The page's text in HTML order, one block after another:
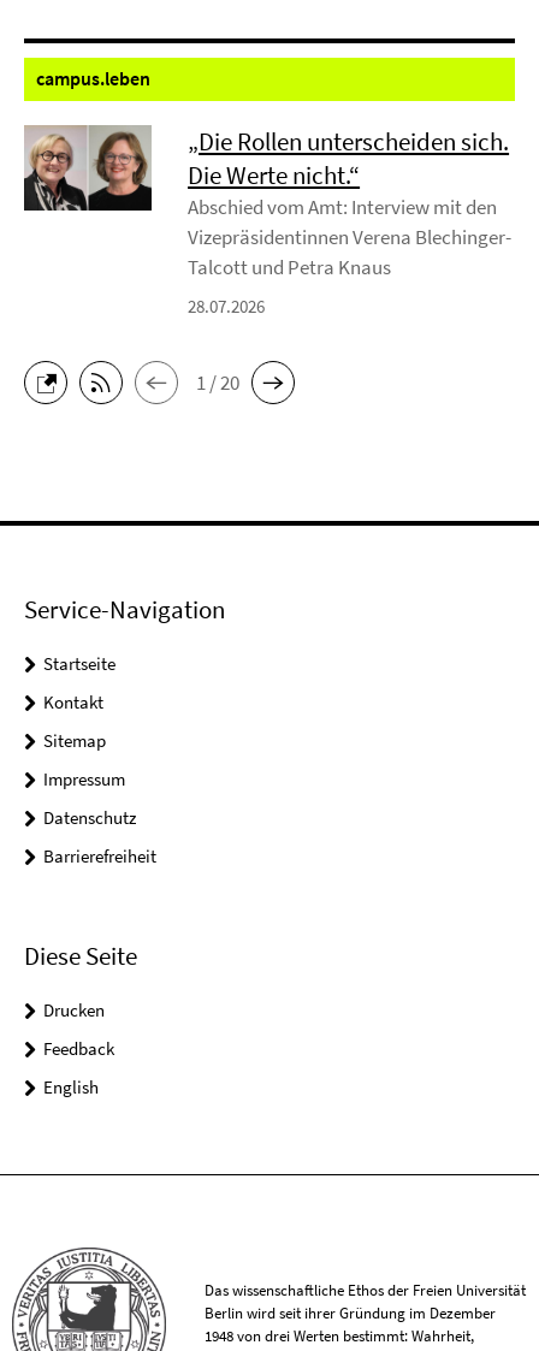
campus.leben
„Die Rollen unterscheiden sich.
Die Werte nicht.“
Abschied vom Amt: Interview mit den
Vizepräsidentinnen Verena Blechinger-
Talcott und Petra Knaus
28.07.2026
1 / 20
Service-Navigation
Startseite
Kontakt
Sitemap
Impressum
Datenschutz
Barrierefreiheit
Diese Seite
Drucken
Feedback
English
Das wissenschaftliche Ethos der Freien Universität
Berlin wird seit ihrer Gründung im Dezember
1948 von drei Werten bestimmt: Wahrheit,